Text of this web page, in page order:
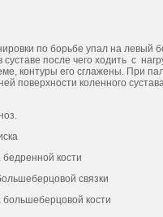
по борьбе упал на
в суставе после чего ходить с
контуры его сглажены. При
поверхности коленного
кости
связки
кости